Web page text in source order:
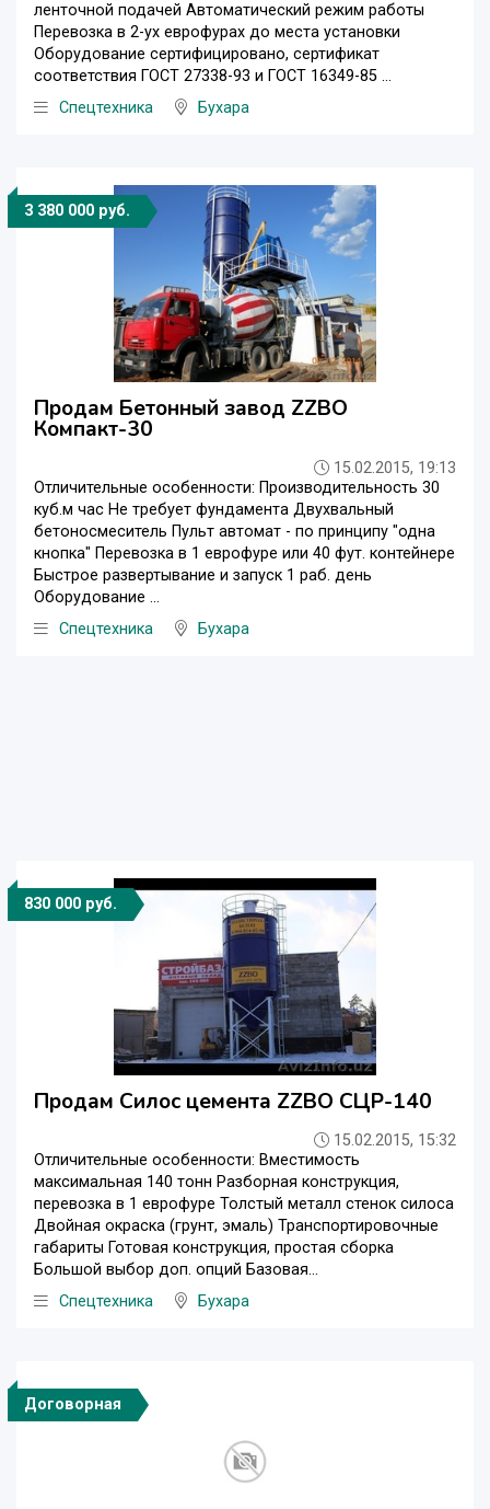
ленточной подачей Автоматический режим работы
Перевозка в 2-ух еврофурах до места установки
Оборудование сертифицировано, сертификат
соответствия ГОСТ 27338-93 и ГОСТ 16349-85 ...
Спецтехника
Бухара
3 380 000 руб.
Продам Бетонный завод ZZBO
Компакт-30
15.02.2015, 19:13
Отличительные особенности: Производительность 30
куб.м час Не требует фундамента Двухвальный
бетоносмеситель Пульт автомат - по принципу "одна
кнопка" Перевозка в 1 еврофуре или 40 фут. контейнере
Быстрое развертывание и запуск 1 раб. день
Оборудование ...
Спецтехника
Бухара
830 000 руб.
Продам Силос цемента ZZBO СЦР-140
15.02.2015, 15:32
Отличительные особенности: Вместимость
максимальная 140 тонн Разборная конструкция,
перевозка в 1 еврофуре Толстый металл стенок силоса
Двойная окраска (грунт, эмаль) Транспортировочные
габариты Готовая конструкция, простая сборка
Большой выбор доп. опций Базовая...
Спецтехника
Бухара
Договорная